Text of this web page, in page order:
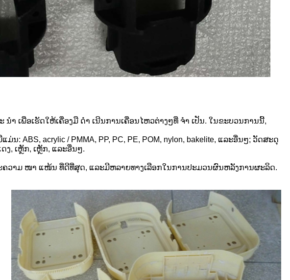
ເພື່ອເຮັດໃຫ້ເຄື່ອງມື ດຳ ເນີນການເຄື່ອນໄຫວຕ່າງໆທີ່ ຈຳ ເປັນ. ໃນຂະບວນການນີ້,
acrylic / PMMA, PP, PC, PE, POM, nylon, bakelite, ແລະອື່ນໆ; ວັດສະດຸ
ງ, ເຫຼັກ, ເຫຼັກ, ແລະອື່ນໆ.
ຄວາມ ໜາ ແໜ້ນ ທີ່ດີທີ່ສຸດ, ແລະມີຫລາຍທາງເລືອກໃນການປະມວນຜົນຫລັງການຜະລິດ.